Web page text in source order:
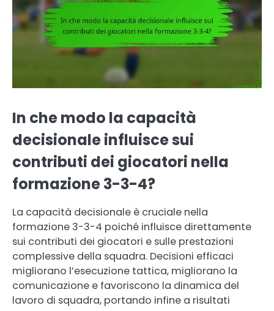
In che modo la capacità
decisionale influisce sui
contributi dei giocatori nella
formazione 3-3-4?
La capacità decisionale è cruciale nella
formazione 3-3-4 poiché influisce direttamente
sui contributi dei giocatori e sulle prestazioni
complessive della squadra. Decisioni efficaci
migliorano l’esecuzione tattica, migliorano la
comunicazione e favoriscono la dinamica del
lavoro di squadra, portando infine a risultati